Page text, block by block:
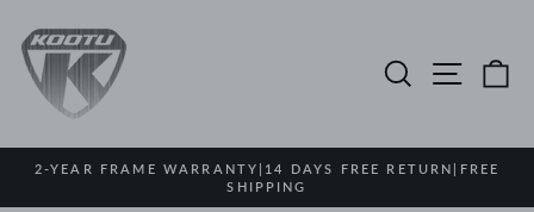
contenu
Rechercher
Diaporama
2-YEAR FRAME WARRANTY|14 DAYS FREE RETURN|FREE
SHIPPING